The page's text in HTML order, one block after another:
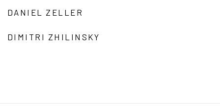
DANIEL ZELLER
DIMITRI ZHILINSKY